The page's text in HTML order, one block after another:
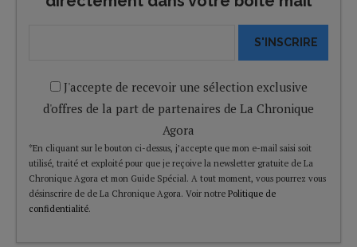
S'INSCRIRE
J'accepte de recevoir une sélection exclusive
d'offres de la part de partenaires de La Chronique
Agora
*En cliquant sur le bouton ci-dessus, j’accepte que mon e-mail saisi soit
utilisé, traité et exploité pour que je reçoive la newsletter gratuite de La
Chronique Agora et mon Guide Spécial. A tout moment, vous pourrez vous
désinscrire de de La Chronique Agora. Voir notre Politique de
confidentialité.